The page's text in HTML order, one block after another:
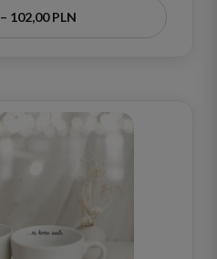
102,00 PLN